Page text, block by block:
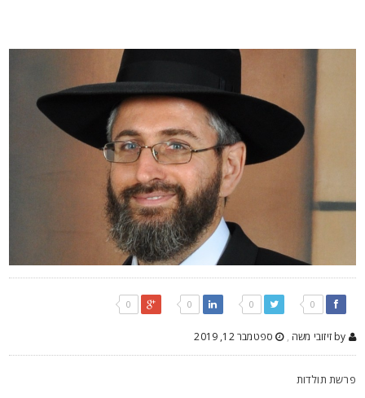
, ספטמבר 12, 2019
תולדות